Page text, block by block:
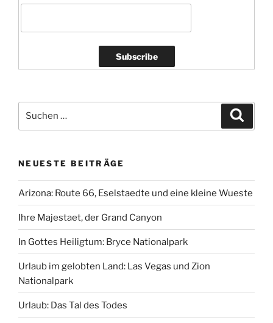
nach:
NEUESTE BEITRÄGE
Arizona: Route 66, Eselstaedte und eine kleine Wueste
Ihre Majestaet, der Grand Canyon
In Gottes Heiligtum: Bryce Nationalpark
Urlaub im gelobten Land: Las Vegas und Zion
Nationalpark
Urlaub: Das Tal des Todes